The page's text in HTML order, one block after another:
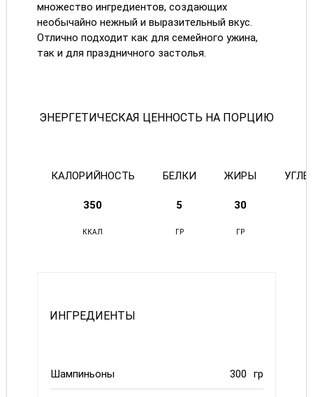
множество ингредиентов, создающих
необычайно нежный и выразительный вкус.
Отлично подходит как для семейного ужина,
так и для праздничного застолья.
ЭНЕРГЕТИЧЕСКАЯ ЦЕННОСТЬ НА ПОРЦИЮ
КАЛОРИЙНОСТЬ БЕЛКИ ЖИРЫ
350 5 30
ККАЛ ГР ГР
ИНГРЕДИЕНТЫ
Шампиньоны 300 гр